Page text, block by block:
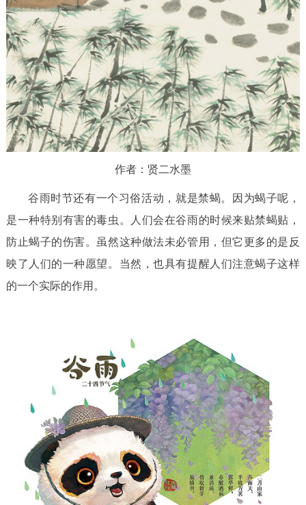
作者：贤二水墨
谷雨时节还有一个习俗活动，就是禁蝎。因为蝎子呢，
是一种特别有害的毒虫。人们会在谷雨的时候来贴禁蝎贴，
防止蝎子的伤害。虽然这种做法未必管用，但它更多的是反
映了人们的一种愿望。当然，也具有提醒人们注意蝎子这样
的一个实际的作用。